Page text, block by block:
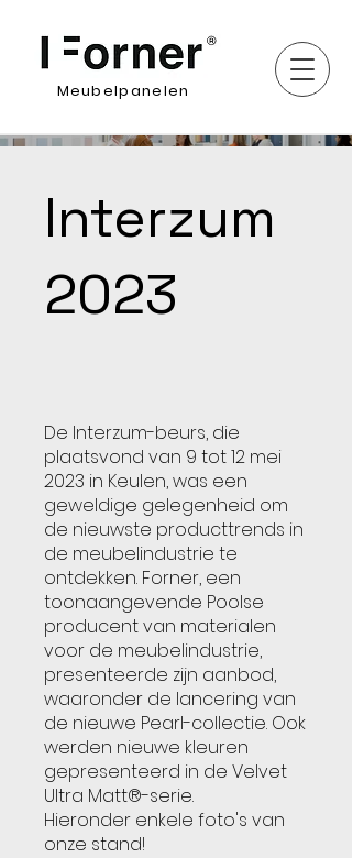
Meubelpanelen
Interzum
2023
De Interzum-beurs, die
plaatsvond van 9 tot 12 mei
2023 in Keulen, was een
geweldige gelegenheid om
de nieuwste producttrends in
de meubelindustrie te
ontdekken. Forner, een
toonaangevende Poolse
producent van materialen
voor de meubelindustrie,
presenteerde zijn aanbod,
waaronder de lancering van
de nieuwe Pearl-collectie. Ook
werden nieuwe kleuren
gepresenteerd in de Velvet
Ultra Matt®-serie.
Hieronder enkele foto's van
onze stand!